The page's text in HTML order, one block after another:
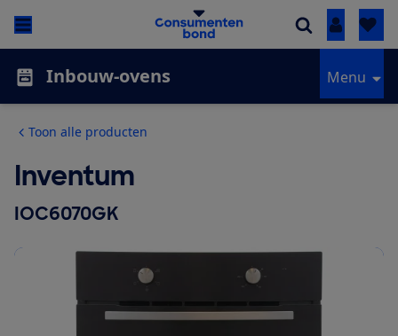
Inloggen
Inbouw-ovens Menu
Toon alle producten
Inventum
IOC6070GK